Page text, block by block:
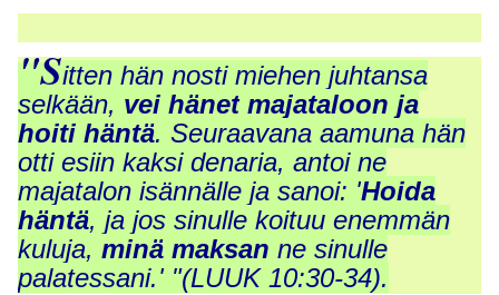
"Sitten hän nosti miehen juhtansa
selkään, vei hänet majataloon ja
hoiti häntä.Seuraavana aamuna hän
otti esiin kaksi denaria, antoi ne
majatalon isännälle ja sanoi: 'Hoida
häntä,ja jos sinulle koituu enemmän
kuluja,minä maksan ne sinulle
palatessani.' "(LUUK 10:30-34).